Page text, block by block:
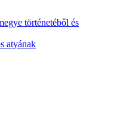
történetéből és
atyának